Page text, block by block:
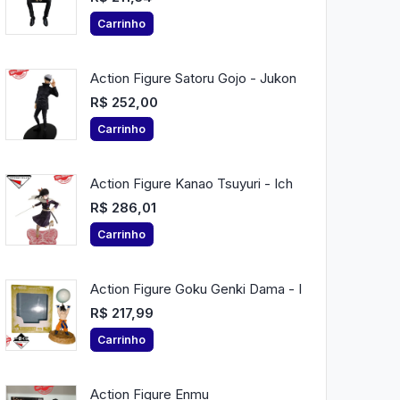
Carrinho
Action Figure Satoru Gojo - Jukon
R$ 252,00
Carrinho
Action Figure Kanao Tsuyuri - Ich
R$ 286,01
Carrinho
Action Figure Goku Genki Dama - I
R$ 217,99
Carrinho
Action Figure Enmu